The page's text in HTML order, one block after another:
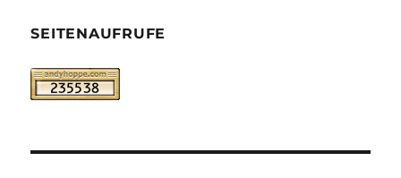
SEITENAUFRUFE